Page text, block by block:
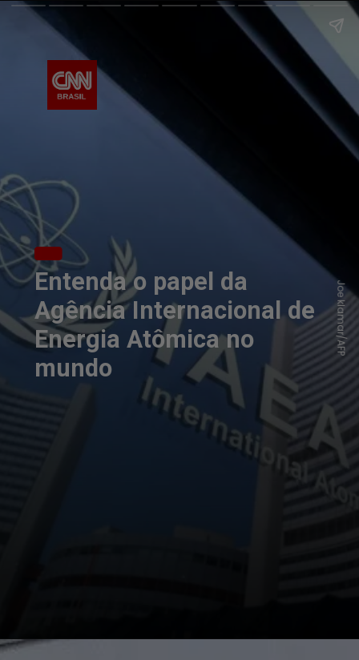
Entenda o papel da
Agência Internacional de
Energia Atômica no
mundo
Joe klamar/AFP